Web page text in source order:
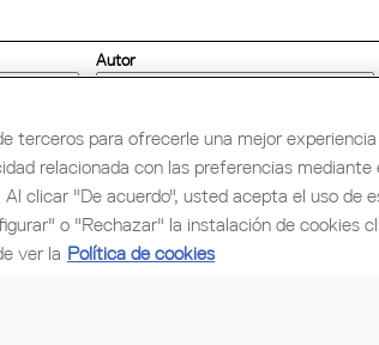
Autor
CULTURAL LANDSCAPES
terceros para ofrecerle una mejor
relacionada con las preferencias mediante
clicar "De acuerdo", usted acepta el uso de
o "Rechazar" la instalación de cookies
ver la Política de cookies